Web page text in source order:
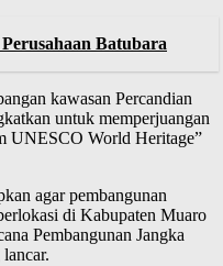
Batubara
kawasan Percandian
untuk memperjuangan
UNESCO World Heritage”
agar pembangunan
di Kabupaten Muaro
Pembangunan Jangka